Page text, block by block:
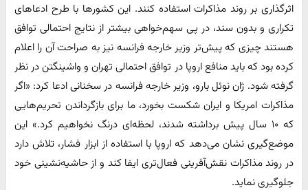
اثرگذاری بر روند مذاکرات استفاده کنند. این کشورها با طرح ادعاهای
تکراری و بدون سند، در پی سهم‌خواهی بیشتر از نتایج احتمالی توافق
هستند چیزی که پیش‌تر وزیر خارجه فرانسه نیز به صراحت آن را اعلام
کرده بود که باید منافع اروپا در توافق احتمالی تهران و واشینگتن در نظر
گرفته شود. ژان نوئل بارو، وزیر خارجه فرانسه در سخنانی ادعا کرد: «اگر
مذاکرات امریکا و ایران شکست بخورد، ما برای بازگرداندن تحریم‌هایی
که ۱۰ سال پیش برداشته شدند، لحظه‌ای درنگ نخواهیم کرد.» این
موضع‌گیری نشان می‌دهد که اروپا با استفاده از ابزار فشار، تلاش دارد
در روند مذاکرات نقش‌آفرینی فعال‌تری ایفا کند و از حاشیه‌نشینی خود
جلوگیری نماید.